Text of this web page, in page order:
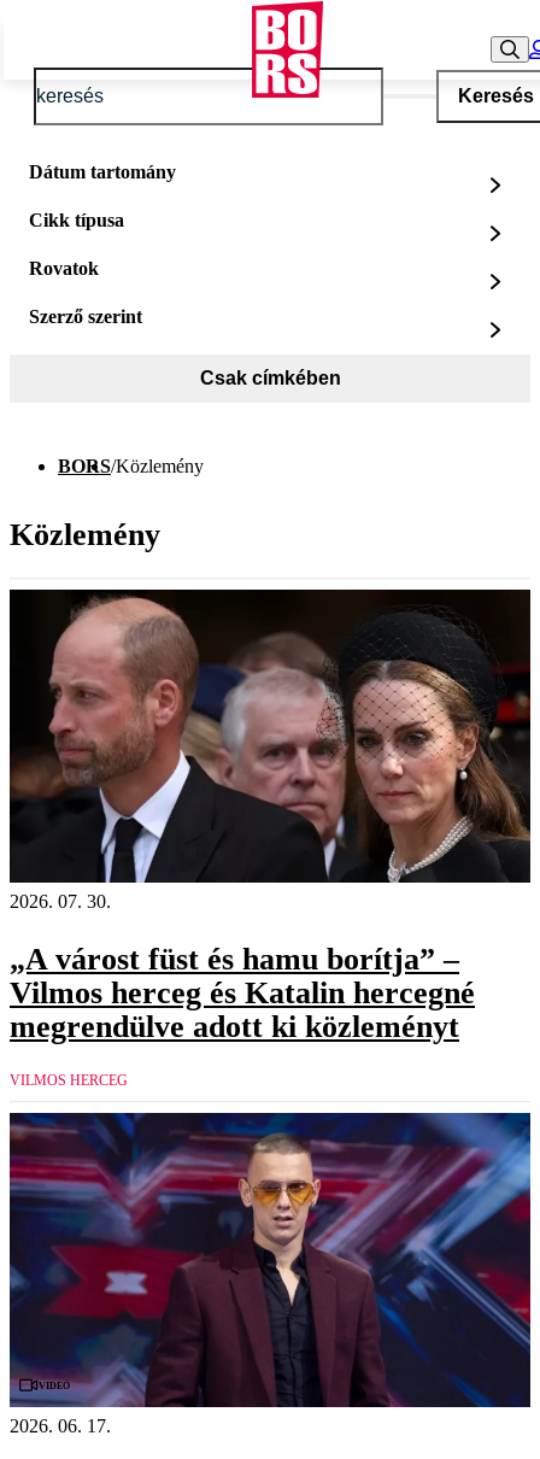
Keresés
Dátum tartomány
Cikk típusa
Rovatok
Szerző szerint
Csak címkében
BORS/Közlemény
Közlemény
2026. 07. 30.
„A várost füst és hamu borítja” –
Vilmos herceg és Katalin hercegné
megrendülve adott ki közleményt
VILMOS HERCEG
Videó
2026. 06. 17.